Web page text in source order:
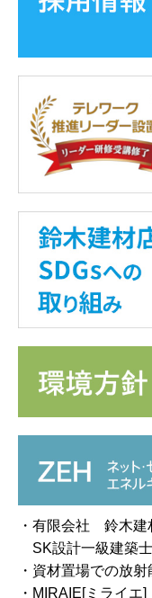
・有限会社 鈴木建
SK設計一級建築
・資材置場での放射
・MIRAIE[ミライエ]